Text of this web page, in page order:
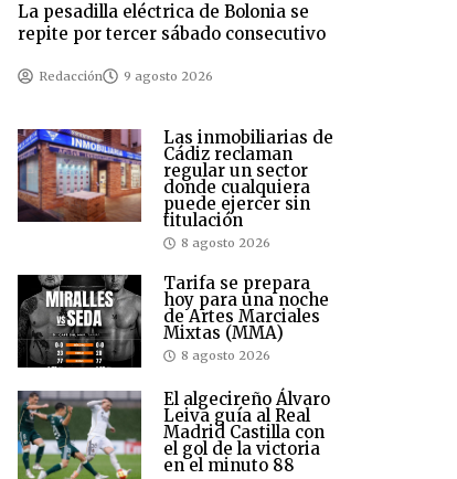
La pesadilla eléctrica de Bolonia se
repite por tercer sábado consecutivo
Redacción 9 agosto 2026
Las inmobiliarias de
Cádiz reclaman
regular un sector
donde cualquiera
puede ejercer sin
titulación
8 agosto 2026
Tarifa se prepara
hoy para una noche
de Artes Marciales
Mixtas (MMA)
8 agosto 2026
El algecireño Álvaro
Leiva guía al Real
Madrid Castilla con
el gol de la victoria
en el minuto 88